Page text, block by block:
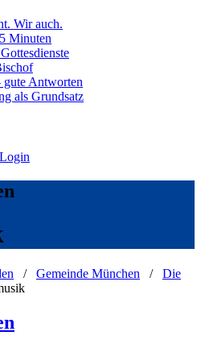
Wir auch.
Minuten
gute Antworten
als Grundsatz
/ Gemeinde München / Die